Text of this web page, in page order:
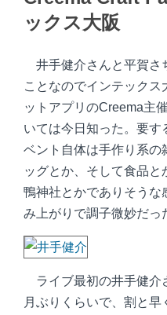
ックス大阪
井手健介さんと平賀さ
ことなのでインテック
ットアプリのCreema主
いては今日知った。要す
ベント自体は手作り系の
ッグとか、そして食品
鴨神社とかでありそうな
み上がりで調子微妙だっ
ライブ最初の井手健介
月ぶりくらいで、割と